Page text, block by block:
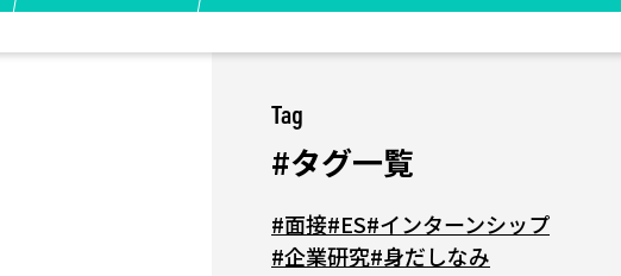
Tag
#タグ一覧
#面接#ES#インターンシップ
#企業研究#身だしなみ